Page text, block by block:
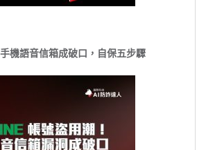
機語音信箱成破口，自保五步驟